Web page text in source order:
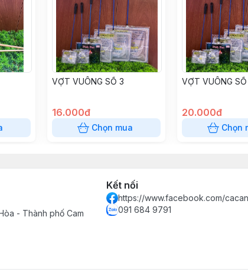
VỢT VUÔNG SỐ 3
16.000đ
Chọn mua
VỢT VUÔNG
20.000đ
Chọn
- Thành phố Cam
Kết nối
https://www.facebook.com/
091 684 9791